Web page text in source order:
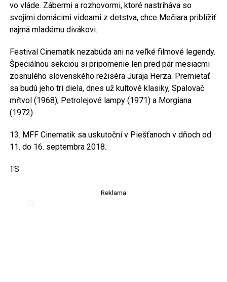
vo vláde. Zábermi a rozhovormi, ktoré nastriháva so
svojimi domácimi videami z detstva, chce Mečiara priblížiť
najmä mladému divákovi.
Festival Cinematik nezabúda ani na veľké filmové legendy.
Špeciálnou sekciou si pripomenie len pred pár mesiacmi
zosnulého slovenského režiséra Juraja Herza. Premietať
sa budú jeho tri diela, dnes už kultové klasiky, Spalovač
mŕtvol (1968), Petrolejové lampy (1971) a Morgiana
(1972).
13. MFF Cinematik sa uskutoční v Piešťanoch v dňoch od
11. do 16. septembra 2018.
TS
Reklama